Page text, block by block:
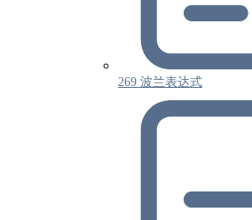
269 波兰表达式